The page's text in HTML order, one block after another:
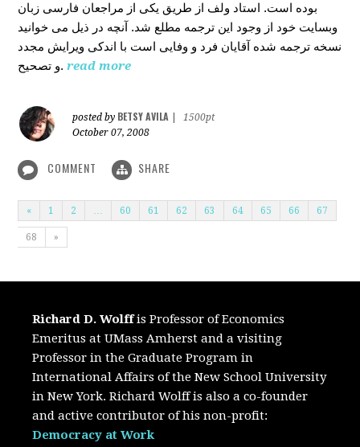
بوده است. استاد ولف از طریق یکی از مراجعان فارسی زبان
وبسایت خود از وجود این ترجمه مطلع شد. آنچه در ذیل می خوانید
نسخه ترجمه شده آقایان فرد و وفایی است با اندکی ویرایش مجدد
و تصحیح. read more
posted by BETSY AVILA
1500pt
October 07, 2008
COMMENT SHARE
« 1 2 60 61 62 63 64 65 66 67
68 »
Richard D. Wolffis Professor of Economics
Emeritus at UMass Amherst and a visiting
Professor in the Graduate Program in
International Affairs of the New School University
in New York. Richard Wolff is also a co-founder
and active contributor of his non-profit:
Democracy at Work